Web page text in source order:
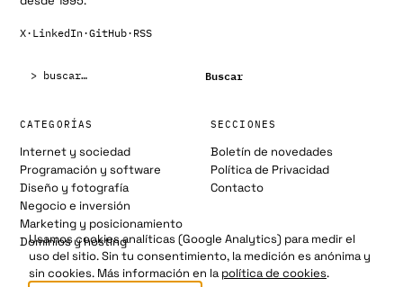
X· LinkedIn·GitHub· RSS
Buscar
CATEGORÍAS
Internet y sociedad
Programación y software
Diseño y fotografía
Negocio e inversión
Marketing y posicionamiento
Dominios y hosting
SECCIONES
Boletín de novedades
Política de Privacidad
Contacto
Usamos cookies analíticas (Google Analytics) para medir el
uso del sitio. Sin tu consentimiento, la medición es anónima y
sin cookies. Más información en lapolítica de cookies.